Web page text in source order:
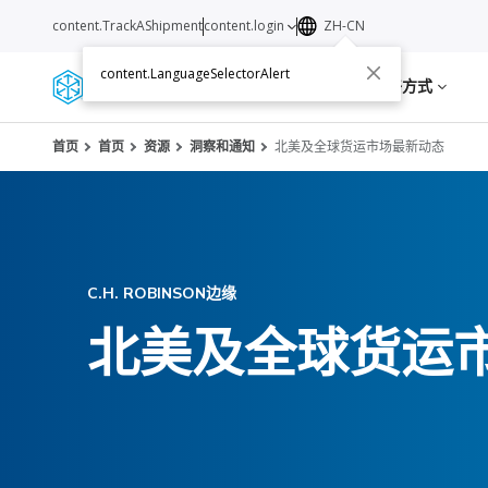
服务 资源 联络方式
content.TrackAShipmentcontent.login ZH-CN
content.LanguageSelectorAlert
首页 首页 资源 洞察和通知 北美及全球货运市场最新动态
C.H. ROBINSON边缘
北美及全球货运